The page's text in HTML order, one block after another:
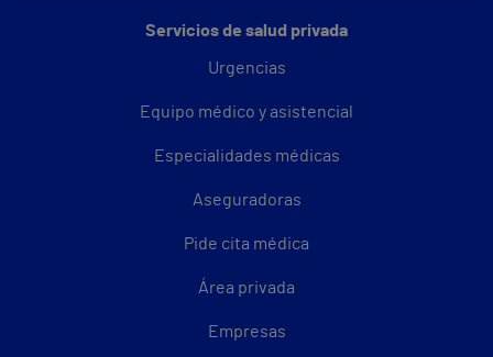
Servicios de salud privada
Urgencias
Equipo médico y asistencial
Especialidades médicas
Aseguradoras
Pide cita médica
Área privada
Empresas